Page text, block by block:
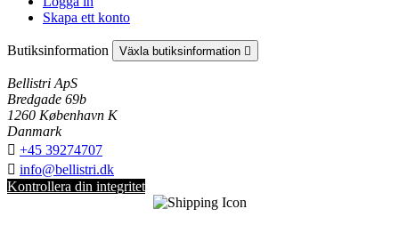
Skapa ett konto
Butiksinformation Växla butiksinformation 
Bellistri ApS
Bredgade 69b
1260 København K
Danmark
 +45 39274707
 info@bellistri.dk
Kontrollera din integritet